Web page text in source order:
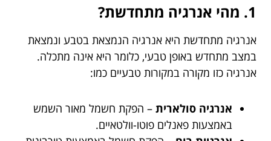
1. מהי אנרגיה מתחדשת?
אנרגיה מתחדשת היא אנרגיה הנמצאת בטבע ונמצאת
במצב מתחדש באופן טבעי, כלומר היא אינה מתכלה.
אנרגיה כזו מקורה במקורות טבעיים כמו:
אנרגיה סולארית – הפקת חשמל מאור השמש
באמצעות פאנלים פוטו-וולטאיים.